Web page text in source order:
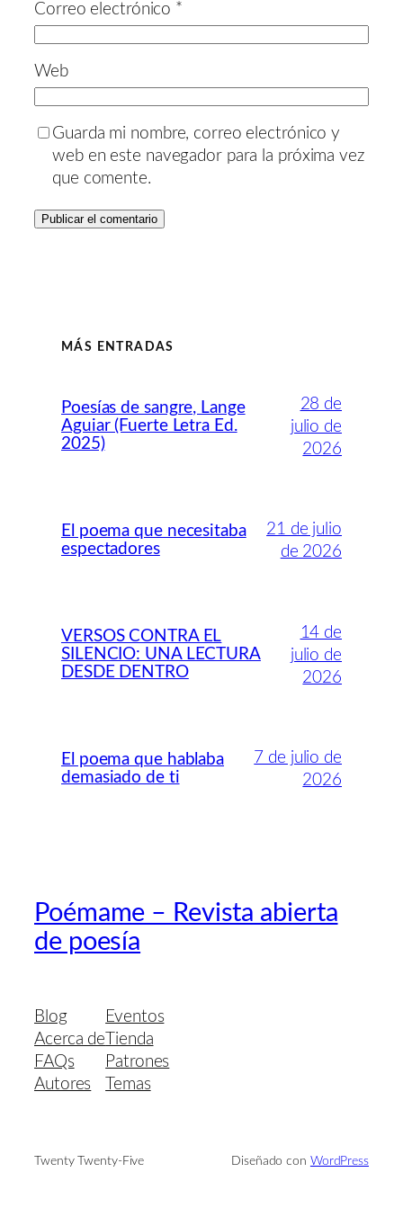
Correo electrónico *
Web
Guarda mi nombre, correo electrónico y
web en este navegador para la próxima vez
que comente.
MÁS ENTRADAS
Poesías de sangre, Lange
Aguiar (Fuerte Letra Ed.
2025)
28 de
julio de
2026
El poema que necesitaba
espectadores
21 de julio
de 2026
VERSOS CONTRA EL
SILENCIO: UNA LECTURA
DESDE DENTRO
14 de
julio de
2026
El poema que hablaba
demasiado de ti
7 de julio de
2026
Poémame – Revista abierta
de poesía
Blog
Acerca de
FAQs
Autores
Eventos
Tienda
Patrones
Temas
Twenty Twenty-Five Diseñado con WordPress